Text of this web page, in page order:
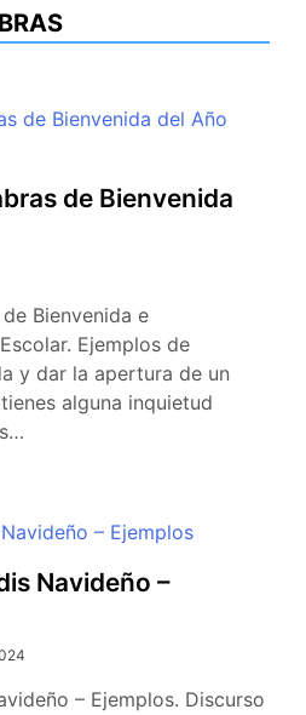
de Bienvenida
Bienvenida e
Ejemplos de
y dar la apertura de un
alguna inquietud
Navideño –
– Ejemplos. Discurso